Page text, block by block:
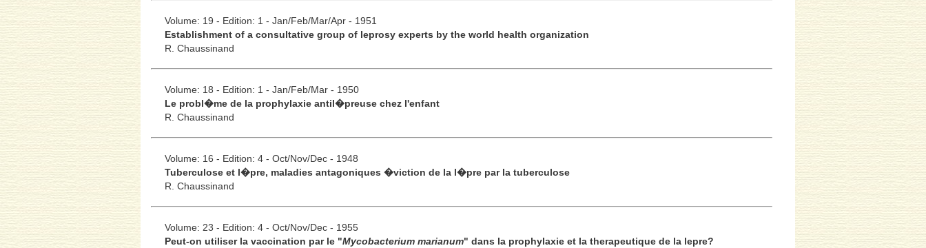
Volume: 19 - Edition: 1 - Jan/Feb/Mar/Apr - 1951
Establishment of a consultative group of leprosy experts by the world health organization
R. Chaussinand
Volume: 18 - Edition: 1 - Jan/Feb/Mar - 1950
Le probl�me de la prophylaxie antil�preuse chez l'enfant
R. Chaussinand
Volume: 16 - Edition: 4 - Oct/Nov/Dec - 1948
Tuberculose et l�pre, maladies antagoniques �viction de la l�pre par la tuberculose
R. Chaussinand
Volume: 23 - Edition: 4 - Oct/Nov/Dec - 1955
Peut-on utiliser la vaccination par le "Mycobacterium marianum" dans la prophylaxie et la therapeutique de la lepre?